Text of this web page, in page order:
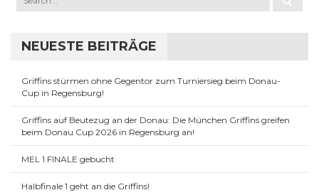
NEUESTE BEITRÄGE
Griffins stürmen ohne Gegentor zum Turniersieg beim Donau-
Cup in Regensburg!
Griffins auf Beutezug an der Donau: Die München Griffins greifen
beim Donau Cup 2026 in Regensburg an!
MEL 1 FINALE gebucht
Halbfinale 1 geht an die Griffins!